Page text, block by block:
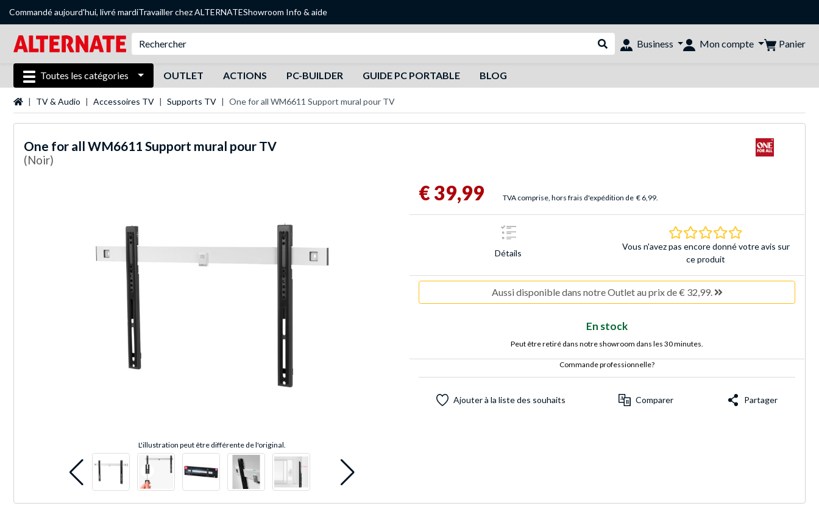
Commandé aujourd'hui, livré mardiTravailler chez ALTERNATEShowroom Info & aide
Rechercher dans le shop
Business Mon compte Panier
Toutes les catégories OUTLET ACTIONS PC-BUILDER GUIDE PC PORTABLE BLOG
Page d'accueil
TV & Audio Accessoires TV Supports TV One for all WM6611 Support mural pour TV
One for all WM6611 Support mural pour TV
(Noir)
L'illustration peut être différente de l'original.
€ 39,99 TVA comprise, hors frais d'expédition de € 6,99.
Détails
0.0 Étoiles Basé sur
Vous n'avez pas encore donné votre avis sur
ce produit
Aussi disponible dans notre Outlet au prix de € 32,99.
En stock
Peut être retiré dans notre showroom dans les 30 minutes.
Commande professionnelle?
Ajouter à la liste des souhaits Comparer Partager